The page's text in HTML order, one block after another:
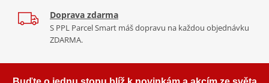
Doprava zdarma
S PPL Parcel Smart máš dopravu na každou objednávku
ZDARMA.